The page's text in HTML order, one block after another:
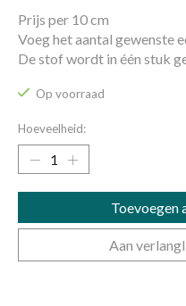
Prijs per 10 cm
Voeg het aantal gewenste
De stof wordt in één stuk
Op voorraad
Hoeveelheid:
Toevoegen
Aan